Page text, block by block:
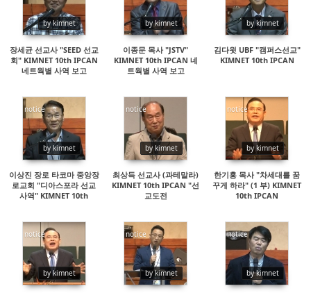
by kimnet
90302
장세균 선교사 "SEED 선교
회" KIMNET 10th IPCAN
네트웍별 사역 보고
by kimnet
42225
이종문 목사 "JSTV"
KIMNET 10th IPCAN 네
트웍별 사역 보고
by kimnet
18662
김다윗 UBF "캠퍼스선교"
KIMNET 10th IPCAN
notice
by kimnet
29164
이상진 장로 타코마 중앙장
로교회 "디아스포라 선교
사역" KIMNET 10th
notice
by kimnet
16274
최상득 선교사 (과테말라)
KIMNET 10th IPCAN "선
교도전
notice
by kimnet
45619
한기홍 목사 "차세대를 꿈
꾸게 하라" (1 부) KIMNET
10th IPCAN
notice
by kimnet
36357
notice
by kimnet
15837
notice
by kimnet
35637